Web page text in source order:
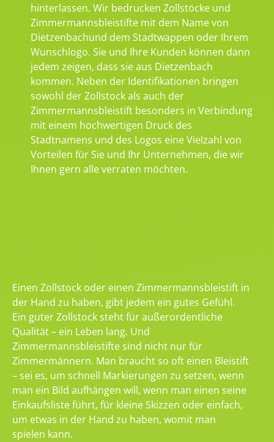
hinterlassen. Wir bedrucken Zollstöcke und
Zimmermannsbleistifte mit dem Name von
Dietzenbachund dem Stadtwappen oder Ihrem
Wunschlogo. Sie und Ihre Kunden können dann
jedem zeigen, dass sie aus Dietzenbach
kommen. Neben der Identifikationen bringen
sowohl der Zollstock als auch der
Zimmermannsbleistift besonders in Verbindung
mit einem hochwertigen Druck des
Stadtnamens und des Logos eine Vielzahl von
Vorteilen für Sie und Ihr Unternehmen, die wir
Ihnen gern alle verraten möchten.
Einen Zollstock oder einen Zimmermannsbleistift in
der Hand zu haben, gibt jedem ein gutes Gefühl.
Ein guter Zollstock steht für außerordentliche
Qualität – ein Leben lang. Und
Zimmermannsbleistifte sind nicht nur für
Zimmermännern. Man braucht so oft einen Bleistift
– sei es, um schnell Markierungen zu setzen, wenn
man ein Bild aufhängen will, wenn man einen seine
Einkaufsliste führt, für kleine Skizzen oder einfach,
um etwas in der Hand zu haben, womit man
spielen kann.